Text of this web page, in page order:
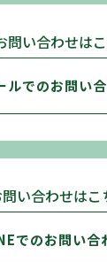
問い合わせはこ
ルでのお問い
い合わせはこ
でのお問い合